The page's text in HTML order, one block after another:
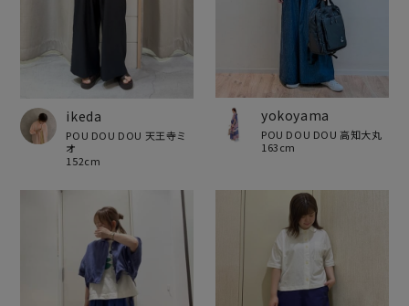
ikeda
POU DOU DOU 天王寺ミ
オ
152cm
yokoyama
POU DOU DOU 高知大丸
163cm